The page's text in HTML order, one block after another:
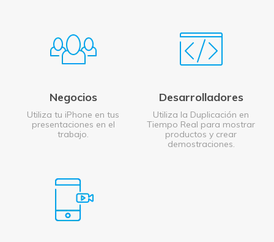
Negocios
Utiliza tu iPhone en tus
presentaciones en el
trabajo.
Desarrolladores
Utiliza la Duplicación en
Tiempo Real para mostrar
productos y crear
demostraciones.